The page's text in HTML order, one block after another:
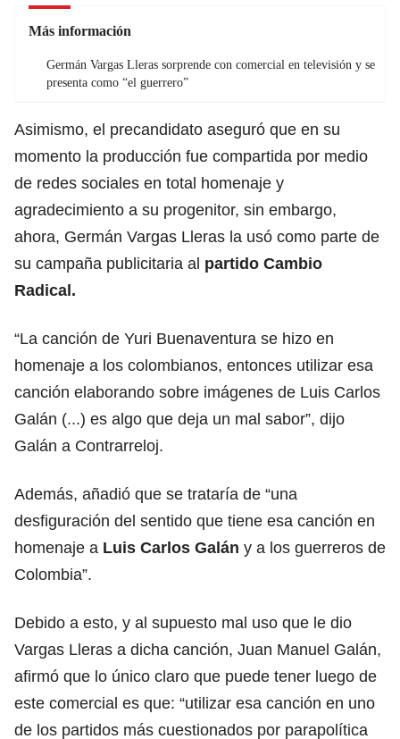
Más información
Germán Vargas Lleras sorprende con comercial en televisión y se
presenta como “el guerrero”
Asimismo, el precandidato aseguró que en su
momento la producción fue compartida por medio
de redes sociales en total homenaje y
agradecimiento a su progenitor, sin embargo,
ahora, Germán Vargas Lleras la usó como parte de
su campaña publicitaria al partido Cambio
Radical.
“La canción de Yuri Buenaventura se hizo en
homenaje a los colombianos, entonces utilizar esa
canción elaborando sobre imágenes de Luis Carlos
Galán (...) es algo que deja un mal sabor”, dijo
Galán a Contrarreloj.
Además, añadió que se trataría de “una
desfiguración del sentido que tiene esa canción en
homenaje a Luis Carlos Galán y a los guerreros de
Colombia”.
Debido a esto, y al supuesto mal uso que le dio
Vargas Lleras a dicha canción, Juan Manuel Galán,
afirmó que lo único claro que puede tener luego de
este comercial es que: “utilizar esa canción en uno
de los partidos más cuestionados por parapolítica